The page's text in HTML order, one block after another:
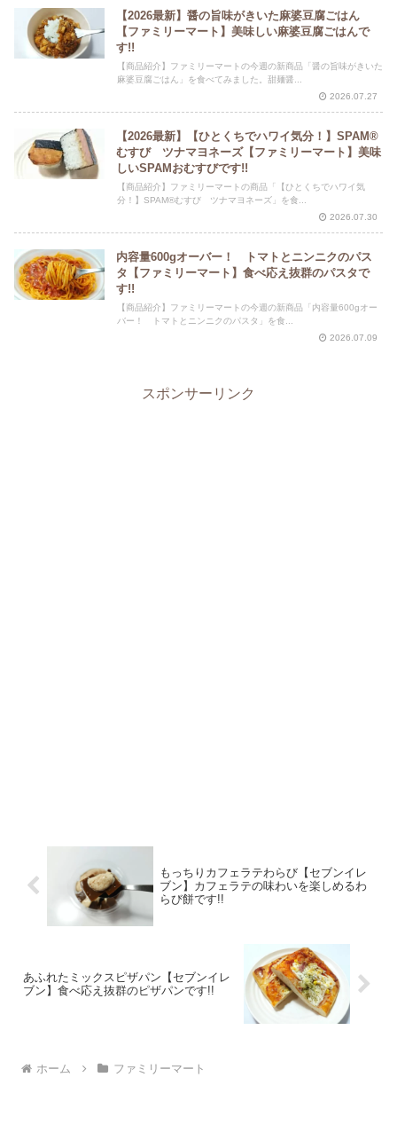
【2026最新】醤の旨味がきいた麻婆豆腐ごはん
【ファミリーマート】美味しい麻婆豆腐ごはんで
す!!
【商品紹介】ファミリーマートの今週の新商品「醤の旨味がきいた
麻婆豆腐ごはん」を食べてみました。甜麺醤...
2026.07.27
【2026最新】【ひとくちでハワイ気分！】SPAM®
むすび ツナマヨネーズ【ファミリーマート】美味
しいSPAMおむすびです!!
【商品紹介】ファミリーマートの商品「【ひとくちでハワイ気
分！】SPAM®むすび ツナマヨネーズ」を食...
2026.07.30
内容量600gオーバー！ トマトとニンニクのパス
タ【ファミリーマート】食べ応え抜群のパスタで
す!!
【商品紹介】ファミリーマートの今週の新商品「内容量600gオー
バー！ トマトとニンニクのパスタ」を食...
2026.07.09
スポンサーリンク
もっちりカフェラテわらび【セブンイレ
ブン】カフェラテの味わいを楽しめるわ
らび餅です!!
あふれたミックスピザパン【セブンイレ
ブン】食べ応え抜群のピザパンです!!
ホーム ファミリーマート